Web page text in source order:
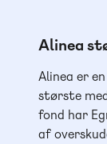
Alinea
Alinea er
største
fond har
af